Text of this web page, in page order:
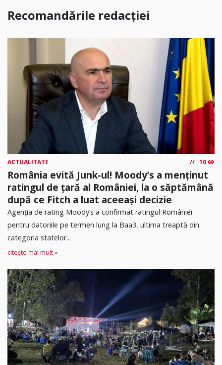
Recomandările redacției
ACTUALITATE 10
România evită Junk-ul! Moody’s a menținut
ratingul de țară al României, la o săptămână
după ce Fitch a luat aceeași decizie
Agenția de rating Moody’s a confirmat ratingul României
pentru datoriile pe termen lung la Baa3, ultima treaptă din
categoria statelor...
citește mai mult »